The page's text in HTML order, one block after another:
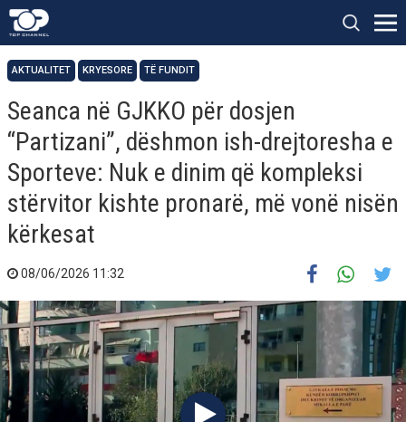
AKTUALITET KRYESORE TË FUNDIT
Seanca në GJKKO për dosjen
“Partizani”, dëshmon ish-drejtoresha e
Sporteve: Nuk e dinim që kompleksi
stërvitor kishte pronarë, më vonë nisën
kërkesat
08/06/2026 11:32